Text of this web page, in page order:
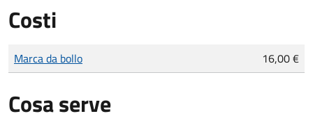
Costi
Tipo di pagamento
Importo
Marca da bollo 16,00 €
Cosa serve